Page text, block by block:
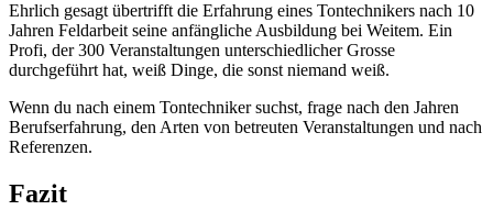
Ehrlich gesagt übertrifft die Erfahrung eines Tontechnikers nach 10
Jahren Feldarbeit seine anfängliche Ausbildung bei Weitem. Ein
Profi, der 300 Veranstaltungen unterschiedlicher Grosse
durchgeführt hat, weiß Dinge, die sonst niemand weiß.
Wenn du nach einem Tontechniker suchst, frage nach den Jahren
Berufserfahrung, den Arten von betreuten Veranstaltungen und nach
Referenzen.
Fazit